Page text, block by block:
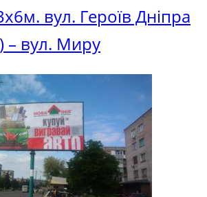
вул. Героїв Дніпра
– вул. Миру